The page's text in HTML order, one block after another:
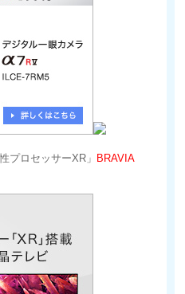
プロセッサーXR」 BRAVIA